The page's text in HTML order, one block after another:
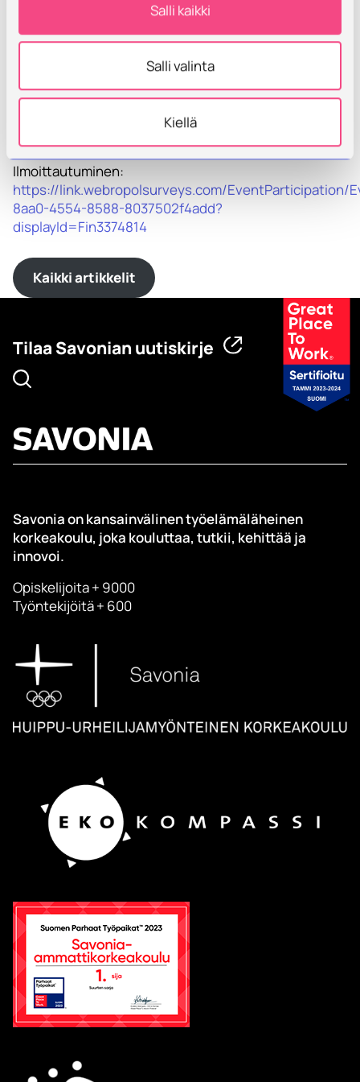
Salli kaikki
Salli valinta
Kiellä
Tapahtuma saa jatkoa keskiviikkona 3.9. Kuopion
Savilahdessa. Mukana Veturi-yrityksistä ovat
Alla linkki lisätietoihin ja ilmoittautumiseen.
https://boosteco.fi/veturi-roadshow-tapahtuma-3-9-
2025-aqua-pro-nokia-ja-andritz/
Ilmoittautuminen:
https://link.webropolsurveys.com/EventParticipation/
8aa0-4554-8588-8037502f4add?
displayId=Fin3374814
Kaikki artikkelit
Tilaa Savonian uutiskirje
Savonia on kansainvälinen työelämäläheinen
korkeakoulu, joka kouluttaa, tutkii, kehittää ja
innovoi.
Opiskelijoita + 9000
Työntekijöitä + 600